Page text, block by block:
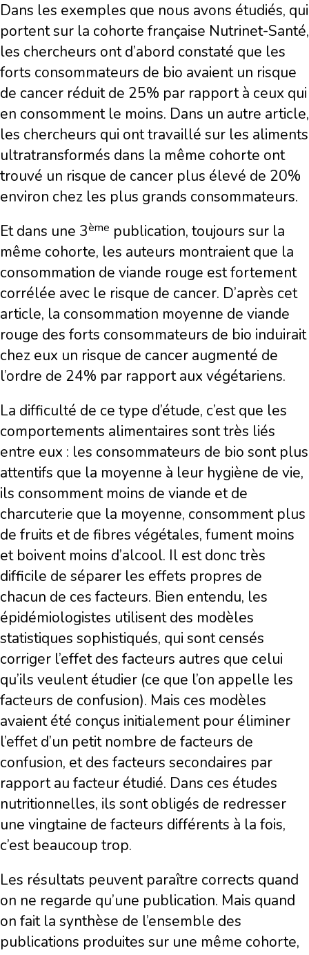
Dans les exemples que nous avons étudiés, qui
portent sur la cohorte française Nutrinet-Santé,
les chercheurs ont d’abord constaté que les
forts consommateurs de bio avaient un risque
de cancer réduit de 25% par rapport à ceux qui
en consomment le moins. Dans un autre article,
les chercheurs qui ont travaillé sur les aliments
ultratransformés dans la même cohorte ont
trouvé un risque de cancer plus élevé de 20%
environ chez les plus grands consommateurs.
Et dans une 3ème publication, toujours sur la
même cohorte, les auteurs montraient que la
consommation de viande rouge est fortement
corrélée avec le risque de cancer. D’après cet
article, la consommation moyenne de viande
rouge des forts consommateurs de bio induirait
chez eux un risque de cancer augmenté de
l’ordre de 24% par rapport aux végétariens.
La difficulté de ce type d’étude, c’est que les
comportements alimentaires sont très liés
entre eux : les consommateurs de bio sont plus
attentifs que la moyenne à leur hygiène de vie,
ils consomment moins de viande et de
charcuterie que la moyenne, consomment plus
de fruits et de fibres végétales, fument moins
et boivent moins d’alcool. Il est donc très
difficile de séparer les effets propres de
chacun de ces facteurs. Bien entendu, les
épidémiologistes utilisent des modèles
statistiques sophistiqués, qui sont censés
corriger l’effet des facteurs autres que celui
qu’ils veulent étudier (ce que l’on appelle les
facteurs de confusion). Mais ces modèles
avaient été conçus initialement pour éliminer
l’effet d’un petit nombre de facteurs de
confusion, et des facteurs secondaires par
rapport au facteur étudié. Dans ces études
nutritionnelles, ils sont obligés de redresser
une vingtaine de facteurs différents à la fois,
c’est beaucoup trop.
Les résultats peuvent paraître corrects quand
on ne regarde qu’une publication. Mais quand
on fait la synthèse de l’ensemble des
publications produites sur une même cohorte,